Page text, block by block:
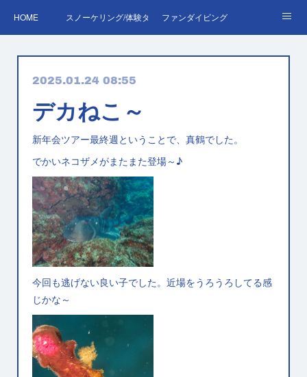
HOME スノーケリング/体験ダイビングファンダイビング
ダイビング・スキルアップレッスン｜プールで安心練習
AOW
プロへの第一歩！ダイブマスターご予約・お問い合わせ
2025.01.24 08:55
デカねこ～
新年会ツアー最終週ということで、真鶴でした。
でかいネコザメがまたまた登場～♪
今回も逃げない良い子でした。近場をうろうろしてる感
じかな～